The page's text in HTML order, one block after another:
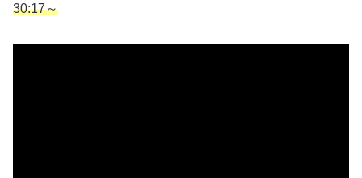
30:17～